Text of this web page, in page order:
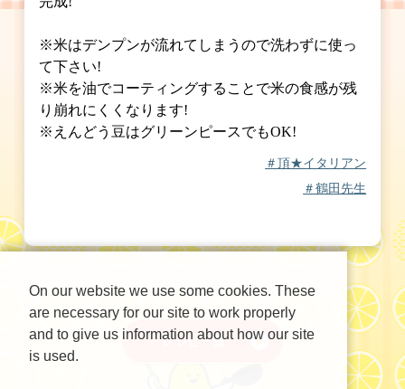
※米はデンプンが流れてしまうので洗わずに使っ
て下さい!
※米を油でコーティングすることで米の食感が残
り崩れにくくなります!
※えんどう豆はグリーンピースでもOK!
＃頂★イタリアン
＃鶴田先生
レシピ一覧
On our website we use some cookies. These
are necessary for our site to work properly
and to give us information about how our site
is used.